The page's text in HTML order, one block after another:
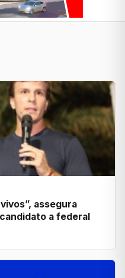
assegura
a federal